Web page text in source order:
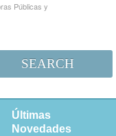
Públicas y
SEARCH
Últimas
Novedades